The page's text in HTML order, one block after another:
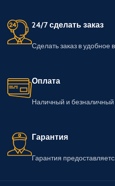
24/7 сделать заказ
Сделать заказ в удобное
Оплата
Наличный и безналичный
Гарантия
Гарантия